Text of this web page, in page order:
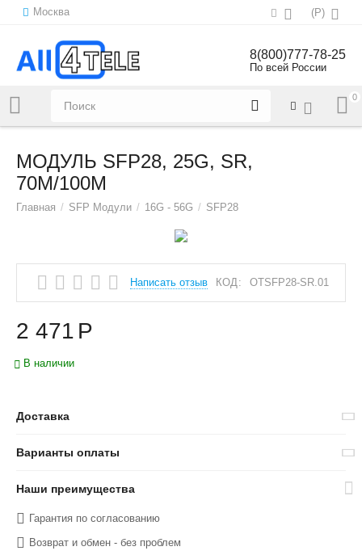
Москва (Р)
Напишите нам:sales@all4tele.com
8(800)777-78-25
По всей России
0
МОДУЛЬ SFP28, 25G, SR,
70M/100M
Главная / SFP Модули / 16G - 56G / SFP28
Написать отзыв КОД: OTSFP28-SR.01
2 471 Р
В наличии
Доставка
Варианты оплаты
Наши преимущества
Гарантия по согласованию
Возврат и обмен - без проблем